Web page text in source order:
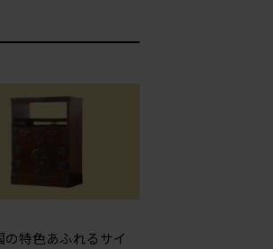
特色あふれるサイ